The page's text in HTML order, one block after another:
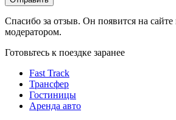
Спасибо за отзыв. Он появится на сайте
модератором.
Готовьтесь к поездке заранее
Fast Track
Трансфер
Гостиницы
Аренда авто